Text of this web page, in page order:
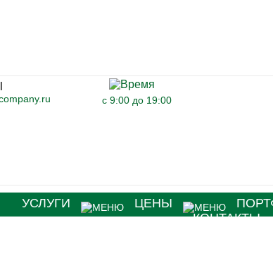
с 9:00 до 19:00
УСЛУГИ ЦЕНЫ
КОНТАКТЫ